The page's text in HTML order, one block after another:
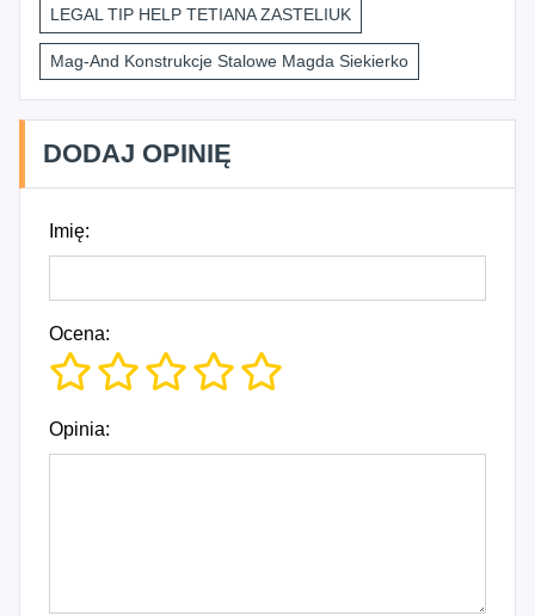
LEGAL TIP HELP TETIANA ZASTELIUK
Mag-And Konstrukcje Stalowe Magda Siekierko
DODAJ OPINIĘ
Imię:
Ocena:
Opinia: